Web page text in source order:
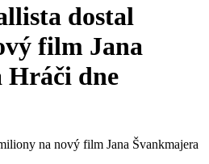
dostal
film Jana
Hráči dne